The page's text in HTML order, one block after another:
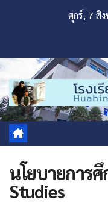
ศุกร์, 7 สิ
นโยบายการ
Studies